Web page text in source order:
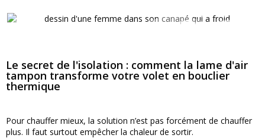
Le secret de l'isolation : comment la lame d'air
tampon transforme votre volet en bouclier
thermique
Pour chauffer mieux, la solution n’est pas forcément de chauffer
plus. Il faut surtout empêcher la chaleur de sortir.